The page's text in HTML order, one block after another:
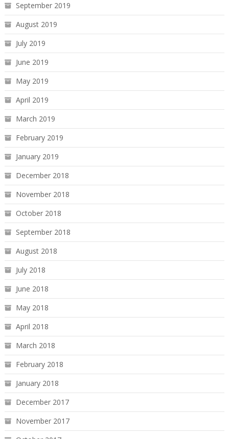
September 2019
August 2019
July 2019
June 2019
May 2019
April 2019
March 2019
February 2019
January 2019
December 2018
November 2018
October 2018
September 2018
August 2018
July 2018
June 2018
May 2018
April 2018
March 2018
February 2018
January 2018
December 2017
November 2017